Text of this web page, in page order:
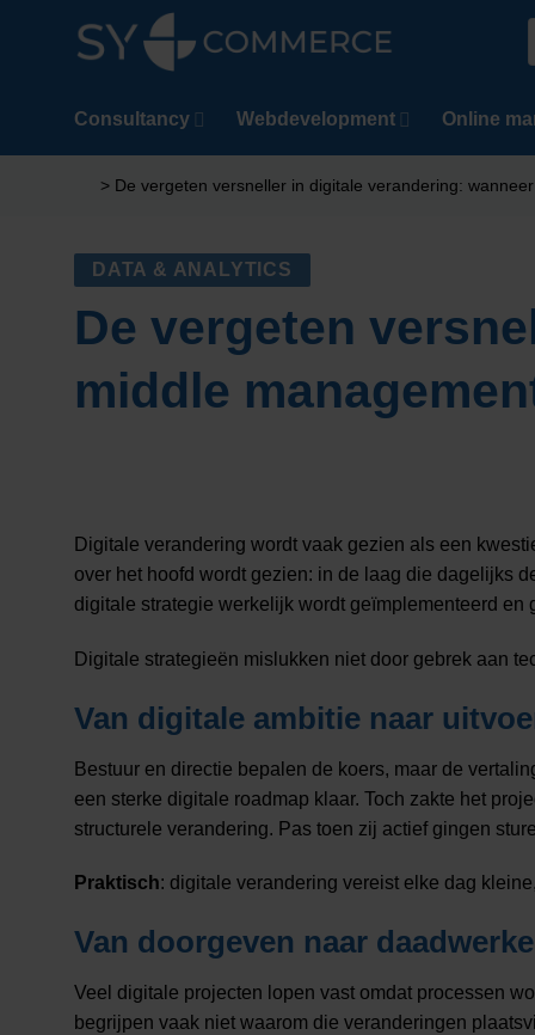
Consultancy Webdevelopment Online
> De vergeten versneller in digitale verandering:
DATA & ANALYTICS
De vergeten
middle
Digitale verandering wordt vaak gezien als een
over het hoofd wordt gezien: in de laag die dagelijks
digitale strategie werkelijk wordt geïmplementeerd en
Digitale strategieën mislukken niet door gebrek aan
Van digitale ambitie naar
Bestuur en directie bepalen de koers, maar de
een sterke digitale roadmap klaar. Toch zakte het
structurele verandering. Pas toen zij actief gingen
Praktisch: digitale verandering vereist elke dag
Van doorgeven naar
Veel digitale projecten lopen vast omdat processen
begrijpen vaak niet waarom die veranderingen